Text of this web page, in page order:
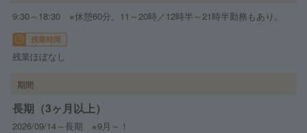
9:30～18:30 ※休憩60分。11～20時／12時半～21時半勤務もあり。
残業時間
残業ほぼなし
期間
長期（3ヶ月以上）
2026/09/14～長期 ※9月～！